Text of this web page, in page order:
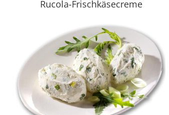
Rucola-Frischkäsecreme